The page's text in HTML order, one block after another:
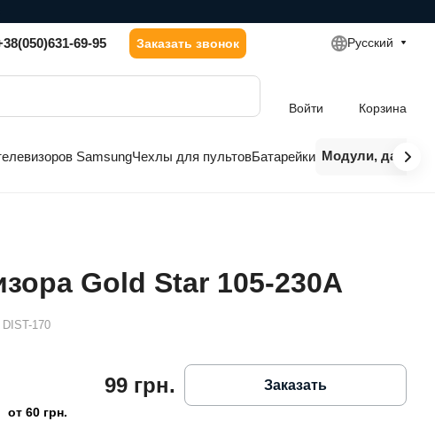
69-95 Заказать звонок Русский
Войти Корзина
SamsungЧехлы для пультовБатарейки Модули,
Gold Star 105-230A
DIST-170
от 60 грн.
99 грн. Заказать